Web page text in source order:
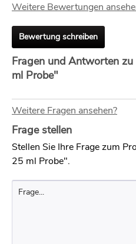
Weitere Bewertungen
Bewertung schreiben
Fragen und Antworten
ml Probe"
Weitere Fragen ansehen?
Frage stellen
Stellen Sie Ihre Frage zum
25 ml Probe".